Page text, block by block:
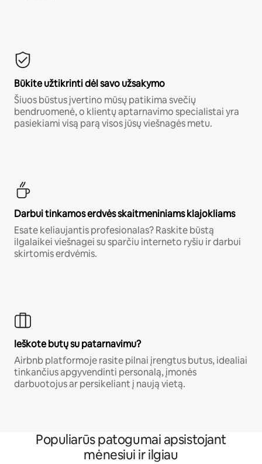
Būkite užtikrinti dėl savo užsakymo
Šiuos būstus įvertino mūsų patikima svečių
bendruomenė, o klientų aptarnavimo specialistai yra
pasiekiami visą parą visos jūsų viešnagės metu.
Darbui tinkamos erdvės skaitmeniniams klajokliams
Esate keliaujantis profesionalas? Raskite būstą
ilgalaikei viešnagei su sparčiu interneto ryšiu ir darbui
skirtomis erdvėmis.
Ieškote butų su patarnavimu?
Airbnb platformoje rasite pilnai įrengtus butus, idealiai
tinkančius apgyvendinti personalą, įmonės
darbuotojus ar persikeliant į naują vietą.
Populiarūs patogumai apsistojant
mėnesiui ir ilgiau